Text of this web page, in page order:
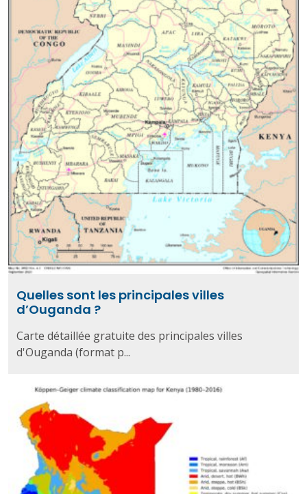
Quelles sont les principales villes
d’Ouganda ?
Carte détaillée gratuite des principales villes
d'Ouganda (format p...